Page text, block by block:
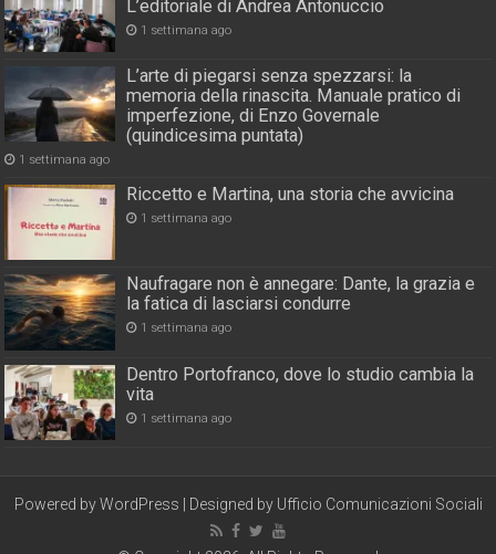
L’editoriale di Andrea Antonuccio
1 settimana ago
L’arte di piegarsi senza spezzarsi: la
memoria della rinascita. Manuale pratico di
imperfezione, di Enzo Governale
(quindicesima puntata)
1 settimana ago
Riccetto e Martina, una storia che avvicina
1 settimana ago
Naufragare non è annegare: Dante, la grazia e
la fatica di lasciarsi condurre
1 settimana ago
Dentro Portofranco, dove lo studio cambia la
vita
1 settimana ago
Powered byWordPress | Designed by Ufficio Comunicazioni Sociali